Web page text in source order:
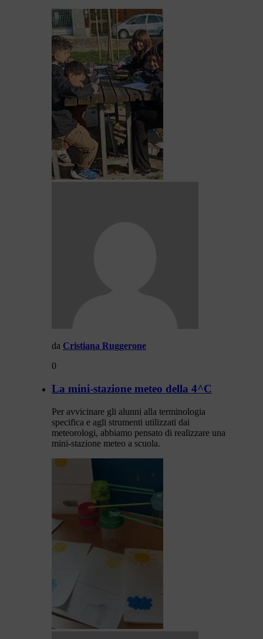
da Cristiana Ruggerone
0
La mini-stazione meteo della 4^C
Per avvicinare gli alunni alla terminologia
specifica e agli strumenti utilizzati dai
meteorologi, abbiamo pensato di realizzare una
mini-stazione meteo a scuola.